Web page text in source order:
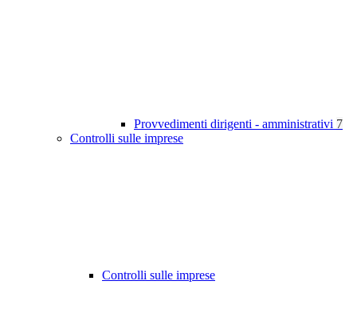
Provvedimenti dirigenti - amministrativi 7
Controlli sulle imprese
Controlli sulle imprese